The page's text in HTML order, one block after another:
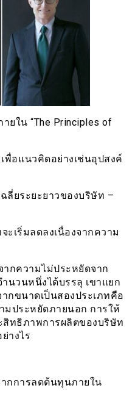
ยใน “The Principles of
อเเนวคิดอย่างเช่นอุปสงค์
ลี่ยระยะยาวของบริษัท –
เริ่มลดลงเนื่องจากความ
กความไม่ประหยัดจาก
นวนหนึ่งได้บรรลุ เขาแยก
กขนาดเป็นสองประเภทคือ
มประหยัดภายนอก การให้
ทธิภาพการผลิตของบริษัท
างไร
กการลดต้นทุนภายใน